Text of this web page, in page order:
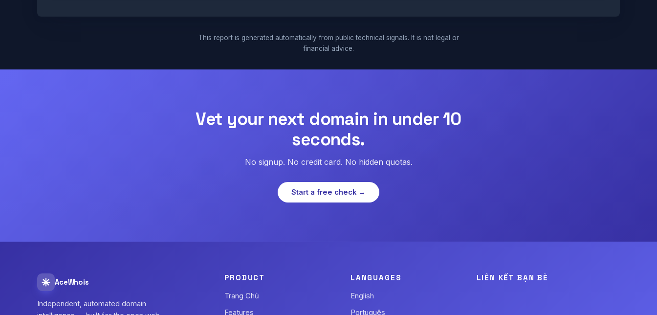
This report is generated automatically from public technical signals. It is not legal or
financial advice.
Vet your next domain in under 10
seconds.
No signup. No credit card. No hidden quotas.
Start a free check →
AceWhois
Independent, automated domain
PRODUCT
Trang Chủ
Features
LANGUAGES
English
Português
LIÊN KẾT BẠN BÈ